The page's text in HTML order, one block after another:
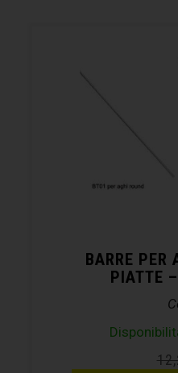
BARRE PER
PIATTE